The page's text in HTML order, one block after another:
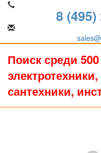
8 (495)
Поиск среди
сантехники,